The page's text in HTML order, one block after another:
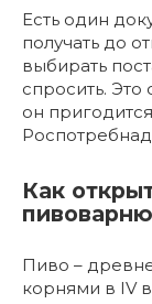
Есть один
получать до
выбирать
спросить. Это
он
Как
пивоварню
Пиво –
корнями в IV